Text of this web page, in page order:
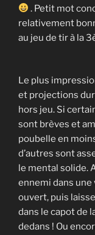
. Petit mot
relativement
au jeu de tir à la
Le plus
et projections
hors jeu. Si
sont brèves et
poubelle en
d’autres sont
le mental solide.
ennemi dans
ouvert, puis
dans le capot de
dedans ! Ou